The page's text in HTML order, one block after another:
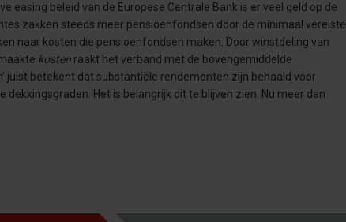
easing beleid van de Europese Centrale Bank is er veel geld op de
zakken steeds meer pensioenfondsen door de minimaal vereiste
naar kosten die pensioenfondsen maken. Door winstdeling van
kosten raakt het verband met de bovengemiddelde
juist betekent dat substantiële rendementen zijn behaald voor
Het is belangrijk dit te blijven zien. Nu meer dan